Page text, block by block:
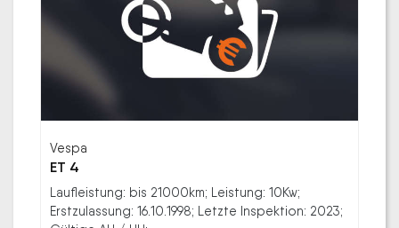
Vespa
ET 4
Laufleistung: bis 21000km; Leistung: 10Kw;
Erstzulassung: 16.10.1998; Letzte Inspektion: 2023;